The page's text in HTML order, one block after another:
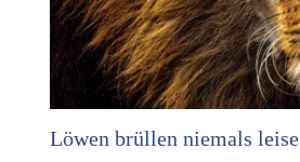
Löwen brüllen niemals leise